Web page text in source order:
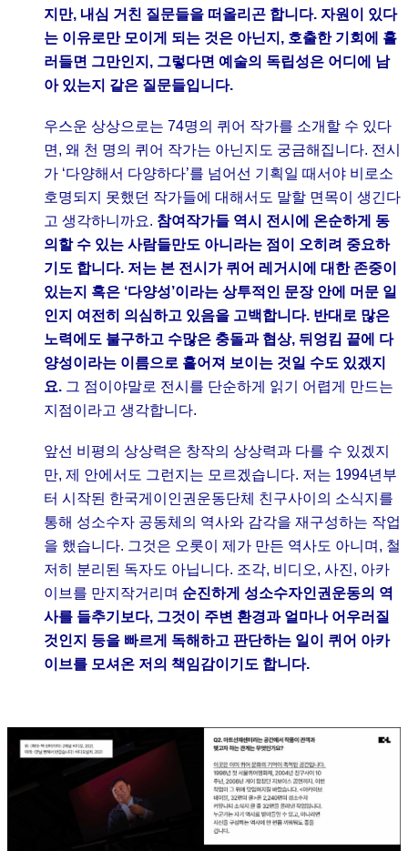
지만, 내심 거친 질문들을 떠올리곤 합니다. 자원이 있다
는 이유로만 모이게 되는 것은 아닌지, 호출한 기회에 흘
러들면 그만인지, 그렇다면 예술의 독립성은 어디에 남
아 있는지 같은 질문들입니다.
우스운 상상으로는 74명의 퀴어 작가를 소개할 수 있다
면, 왜 천 명의 퀴어 작가는 아닌지도 궁금해집니다. 전시
가 ‘다양해서 다양하다’를 넘어선 기획일 때서야 비로소
호명되지 못했던 작가들에 대해서도 말할 면목이 생긴다
고 생각하니까요. 참여작가들 역시 전시에 온순하게 동
의할 수 있는 사람들만도 아니라는 점이 오히려 중요하
기도 합니다. 저는 본 전시가 퀴어 레거시에 대한 존중이
있는지 혹은 ‘다양성’이라는 상투적인 문장 안에 머문 일
인지 여전히 의심하고 있음을 고백합니다. 반대로 많은
노력에도 불구하고 수많은 충돌과 협상, 뒤엉킴 끝에 다
양성이라는 이름으로 흩어져 보이는 것일 수도 있겠지
요. 그 점이야말로 전시를 단순하게 읽기 어렵게 만드는
지점이라고 생각합니다.
앞선 비평의 상상력은 창작의 상상력과 다를 수 있겠지
만, 제 안에서도 그런지는 모르겠습니다. 저는 1994년부
터 시작된 한국게이인권운동단체 친구사이의 소식지를
통해 성소수자 공동체의 역사와 감각을 재구성하는 작업
을 했습니다. 그것은 오롯이 제가 만든 역사도 아니며, 철
저히 분리된 독자도 아닙니다. 조각, 비디오, 사진, 아카
이브를 만지작거리며 순진하게 성소수자인권운동의 역
사를 들추기보다, 그것이 주변 환경과 얼마나 어우러질
것인지 등을 빠르게 독해하고 판단하는 일이 퀴어 아카
이브를 모셔온 저의 책임감이기도 합니다.